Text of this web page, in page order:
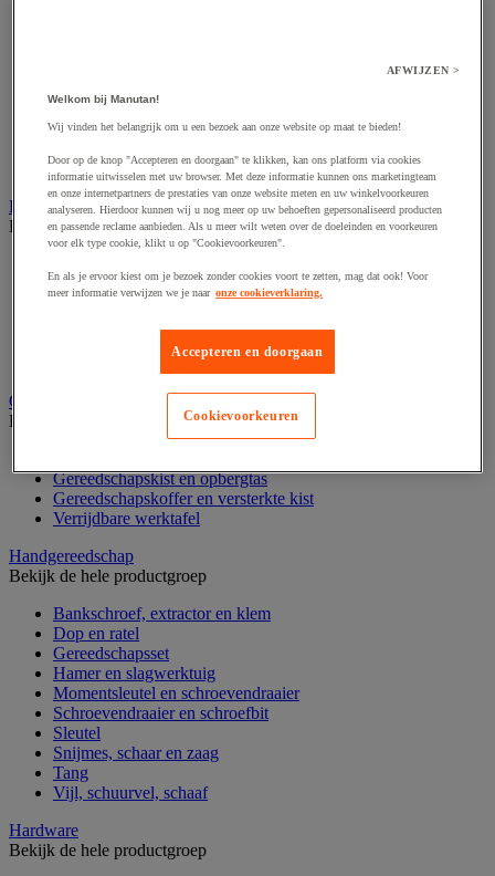
Accessoires voor snij- en snoeigereedschap
Accessoires voor snij-schuurmachine
Accessoires voor zaag
Elektrische toebehoren en verlichting
Bekijk de hele productgroep
Batterij, oplader en kabel
Elektrische kabel
Verlengsnoer, stekkerdoos en kapelhaspel
Wandcontactdoos en schakelaar
Gereedschap opbergen
Bekijk de hele productgroep
Gereedschapskist en opbergtas
Gereedschapskoffer en versterkte kist
Verrijdbare werktafel
Handgereedschap
Bekijk de hele productgroep
Bankschroef, extractor en klem
Dop en ratel
Gereedschapsset
Hamer en slagwerktuig
Momentsleutel en schroevendraaier
Schroevendraaier en schroefbit
Sleutel
Snijmes, schaar en zaag
Tang
Vijl, schuurvel, schaaf
Hardware
Bekijk de hele productgroep
AFWIJZEN >
Welkom bij Manutan!
Wij vinden het belangrijk om u een bezoek aan onze website op maat te bieden!
Door op de knop "Accepteren en doorgaan" te klikken, kan ons platform via cookies
informatie uitwisselen met uw browser. Met deze informatie kunnen ons marketingteam
en onze internetpartners de prestaties van onze website meten en uw winkelvoorkeuren
analyseren. Hierdoor kunnen wij u nog meer op uw behoeften gepersonaliseerd producten
en passende reclame aanbieden. Als u meer wilt weten over de doeleinden en voorkeuren
voor elk type cookie, klikt u op "Cookievoorkeuren".
En als je ervoor kiest om je bezoek zonder cookies voort te zetten, mag dat ook! Voor
meer informatie verwijzen we je naar onze cookieverklaring.
Accepteren en doorgaan
Cookievoorkeuren